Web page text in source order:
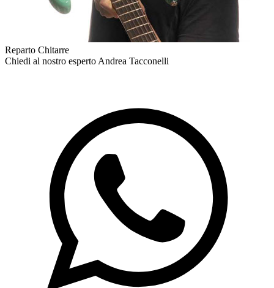
Reparto Chitarre
Chiedi al nostro espertoAndrea Tacconelli